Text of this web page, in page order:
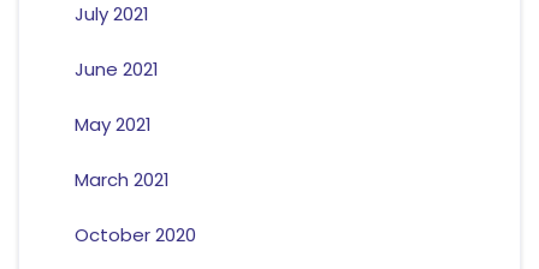
July 2021
June 2021
May 2021
March 2021
October 2020